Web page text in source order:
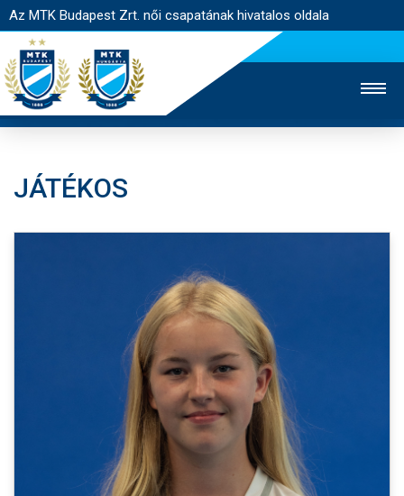
Az MTK Budapest Zrt. női csapatának hivatalos oldala
EGYESÜLET
KAPCSOLAT
NYITÓLAP
HÍREK
CSAPAT
MÉRKŐZÉSEK
JELENTKEZÉS
JÁTÉKOS